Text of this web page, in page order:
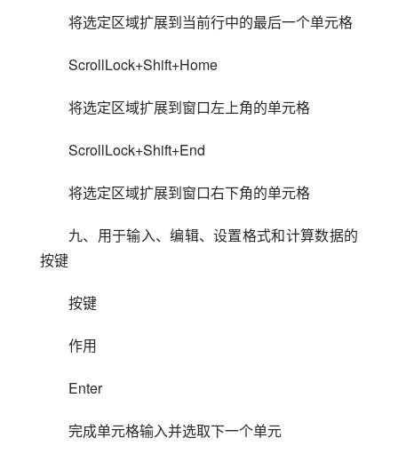
将选定区域扩展到当前行中的最后一个单元格
ScrollLock+Shift+Home
将选定区域扩展到窗口左上角的单元格
ScrollLock+Shift+End
将选定区域扩展到窗口右下角的单元格
九、用于输入、编辑、设置格式和计算数据的
按键
按键
作用
Enter
完成单元格输入并选取下一个单元